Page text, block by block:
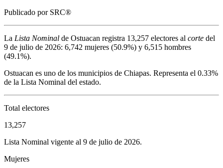
Publicado por SRC®
La Lista Nominal de Ostuacan registra 13,257 electores al corte del
9 de julio de 2026: 6,742 mujeres (50.9%) y 6,515 hombres
(49.1%).
Ostuacan es uno de los municipios de Chiapas. Representa el 0.33%
de la Lista Nominal del estado.
Total electores
13,257
Lista Nominal vigente al 9 de julio de 2026.
Mujeres